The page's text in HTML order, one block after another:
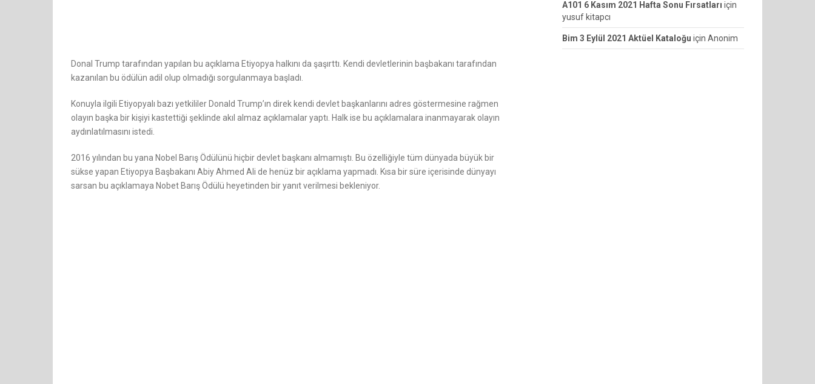
Donal Trump tarafından yapılan bu açıklama Etiyopya halkını da şaşırttı. Kendi devletlerinin başbakanı tarafından
kazanılan bu ödülün adil olup olmadığı sorgulanmaya başladı.
Konuyla ilgili Etiyopyalı bazı yetkililer Donald Trump’ın direk kendi devlet başkanlarını adres göstermesine rağmen
olayın başka bir kişiyi kastettiği şeklinde akıl almaz açıklamalar yaptı. Halk ise bu açıklamalara inanmayarak olayın
aydınlatılmasını istedi.
2016 yılından bu yana Nobel Barış Ödülünü hiçbir devlet başkanı almamıştı. Bu özelliğiyle tüm dünyada büyük bir
sükse yapan Etiyopya Başbakanı Abiy Ahmed Ali de henüz bir açıklama yapmadı. Kısa bir süre içerisinde dünyayı
sarsan bu açıklamaya Nobet Barış Ödülü heyetinden bir yanıt verilmesi bekleniyor.
A101 6 Kasım 2021 Hafta Sonu Fırsatları için
yusuf kitapcı
Bim 3 Eylül 2021 Aktüel Kataloğu için Anonim